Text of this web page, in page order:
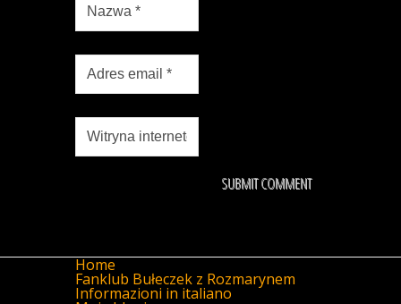
Home
Fanklub Bułeczek z Rozmarynem
Informazioni in italiano